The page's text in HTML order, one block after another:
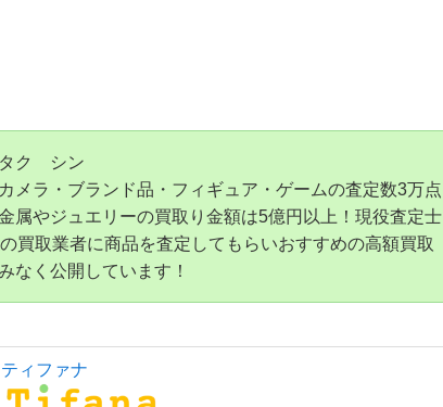
タク シン
メラ・ブランド品・フィギュア・ゲームの査定数3万点
属やジュエリーの買取り金額は5億円以上！現役査定士
買取業者に商品を査定してもらいおすすめの高額買取
なく公開しています！
ティファナ